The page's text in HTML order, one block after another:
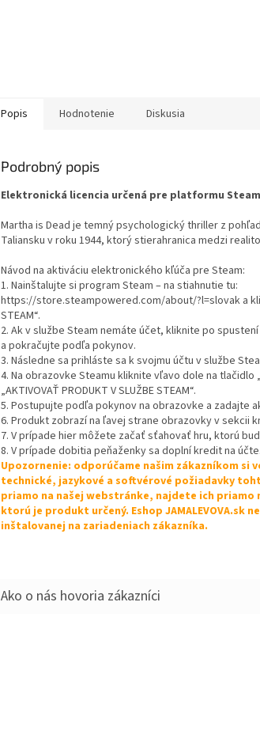
Popis Hodnotenie Diskusia
Podrobný popis
Elektronická licencia určená pre platformu Steam
Martha is Dead je temný psychologický thriller z
Taliansku v roku 1944, ktorý stierahranica medzi
Návod na aktiváciu elektronického kľúča pre Steam:
1. Nainštalujte si program Steam – na stiahnutie tu:
https://store.steampowered.com/about/?l=slovak a
STEAM“.
2. Ak v službe Steam nemáte účet, kliknite po spustení
a pokračujte podľa pokynov.
3. Následne sa prihláste sa k svojmu účtu v službe
4. Na obrazovke Steamu kliknite vľavo dole na tlačidlo
„AKTIVOVAŤ PRODUKT V SLUŽBE STEAM“.
5. Postupujte podľa pokynov na obrazovke a zadajte
6. Produkt zobrazí na ľavej strane obrazovky v sekcii
7. V prípade hier môžete začať sťahovať hru, ktorú
8. V prípade dobitia peňaženky sa doplní kredit na účte.
Upozornenie: odporúčame našim zákazníkom si
technické, jazykové a softvérové požiadavky
priamo na našej webstránke, najdete ich
ktorú je produkt určený. Eshop JAMALEVOVA.sk
inštalovanej na zariadeniach zákazníka.